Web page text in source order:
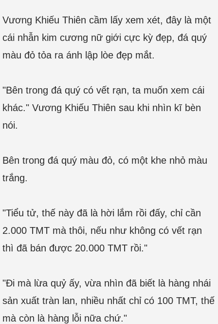
Vương Khiếu Thiên cầm lấy xem xét, đây là một
cái nhẫn kim cương nữ giới cực kỳ đẹp, đá quý
màu đỏ tỏa ra ánh lập lòe đẹp mắt.
"Bên trong đá quý có vết rạn, ta muốn xem cái
khác." Vương Khiếu Thiên sau khi nhìn kĩ bèn
nói.
Bên trong đá quý màu đỏ, có một khe nhỏ màu
trắng.
"Tiểu tử, thế này đã là hời lắm rồi đấy, chỉ cần
2.000 TMT mà thôi, nếu như không có vết rạn
thì đã bán được 20.000 TMT rồi."
"Đi mà lừa quỷ ấy, vừa nhìn đã biết là hàng nhái
sản xuất tràn lan, nhiều nhất chỉ có 100 TMT, thế
mà còn là hàng lỗi nữa chứ."